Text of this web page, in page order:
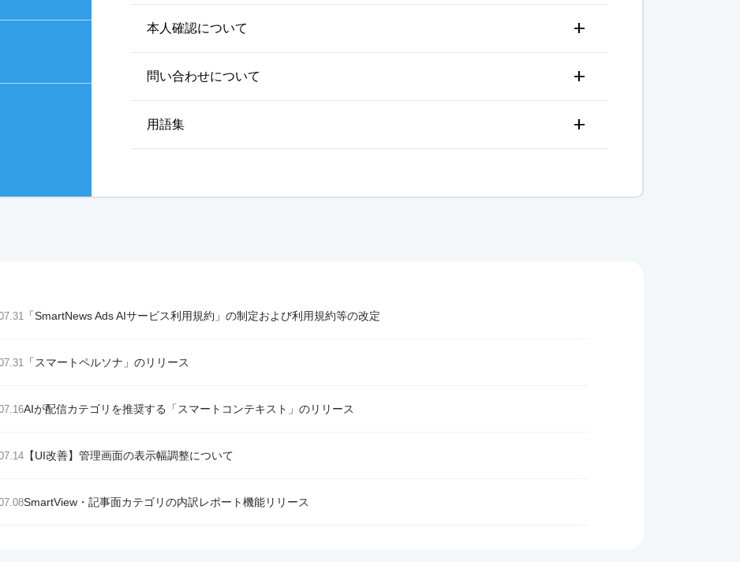
本人確認について
問い合わせについて
用語集
「SmartNews Ads AIサービス利用規約」の制定および利用規約等の改定
「スマートペルソナ」のリリース
AIが配信カテゴリを推奨する「スマートコンテキスト」のリリース
【UI改善】管理画面の表示幅調整について
SmartView・記事面カテゴリの内訳レポート機能リリース